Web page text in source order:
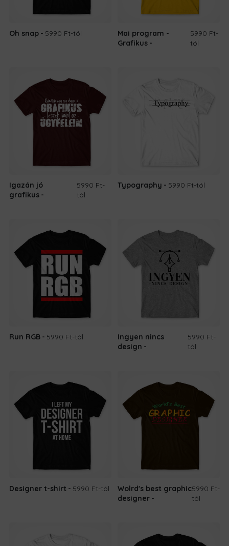
Oh snap 5990 Ft-tól
Mai program -
Grafikus
5990 Ft-
tól
Igazán jó
grafikus
5990 Ft-
tól
Typography 5990 Ft-tól
Run RGB 5990 Ft-tól
Ingyen nincs
design
5990 Ft-
tól
Designer t-shirt 5990 Ft-tól
Wolrd's best graphic
designer
5990 Ft-
tól